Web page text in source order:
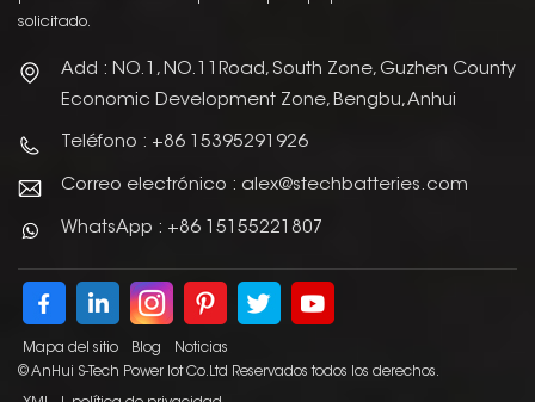
solicitado.
Add : NO.1, NO.11Road, South Zone, Guzhen County
Economic Development Zone, Bengbu, Anhui
Teléfono : +86 15395291926
Correo electrónico : alex@stechbatteries.com
WhatsApp : +86 15155221807
Mapa del sitio Blog
Noticias
© AnHui S-Tech Power Iot Co.Ltd Reservados todos los derechos.